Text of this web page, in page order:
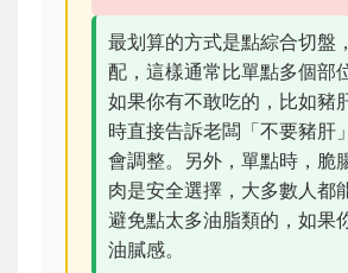
最划算的方式是點綜合切盤
配，這樣通常比單點多個部
如果你有不敢吃的，比如豬
時直接告訴老闆「不要豬肝
會調整。另外，單點時，脆
肉是安全選擇，大多數人都
避免點太多油脂類的，如果
油膩感。